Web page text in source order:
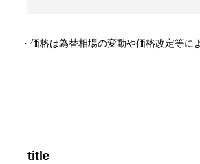
title
・価格は為替相場の変動や価格改定等